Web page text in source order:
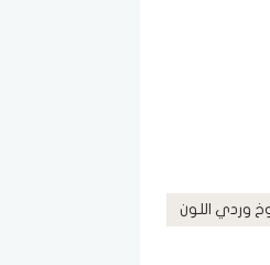
وردي اللون